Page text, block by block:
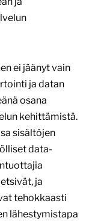
ei jäänyt vain
ja datan
osana
kehittämistä.
sisältöjen
data-
ja
tehokkaasti
lähestymistapa